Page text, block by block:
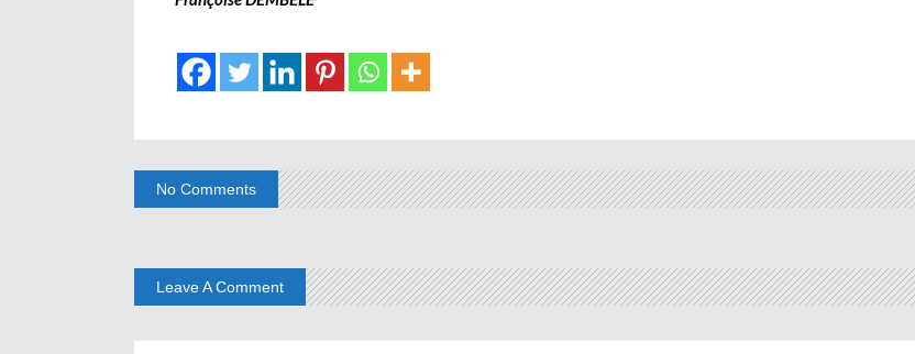
No Comments
Leave A Comment